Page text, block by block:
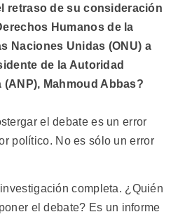
retraso de su consideración
Humanos de la
Naciones Unidas (ONU) a
de la Autoridad
(ANP), Mahmoud Abbas?
el debate es un error
político. No es sólo un error
completa. ¿Quién
el debate? Es un informe